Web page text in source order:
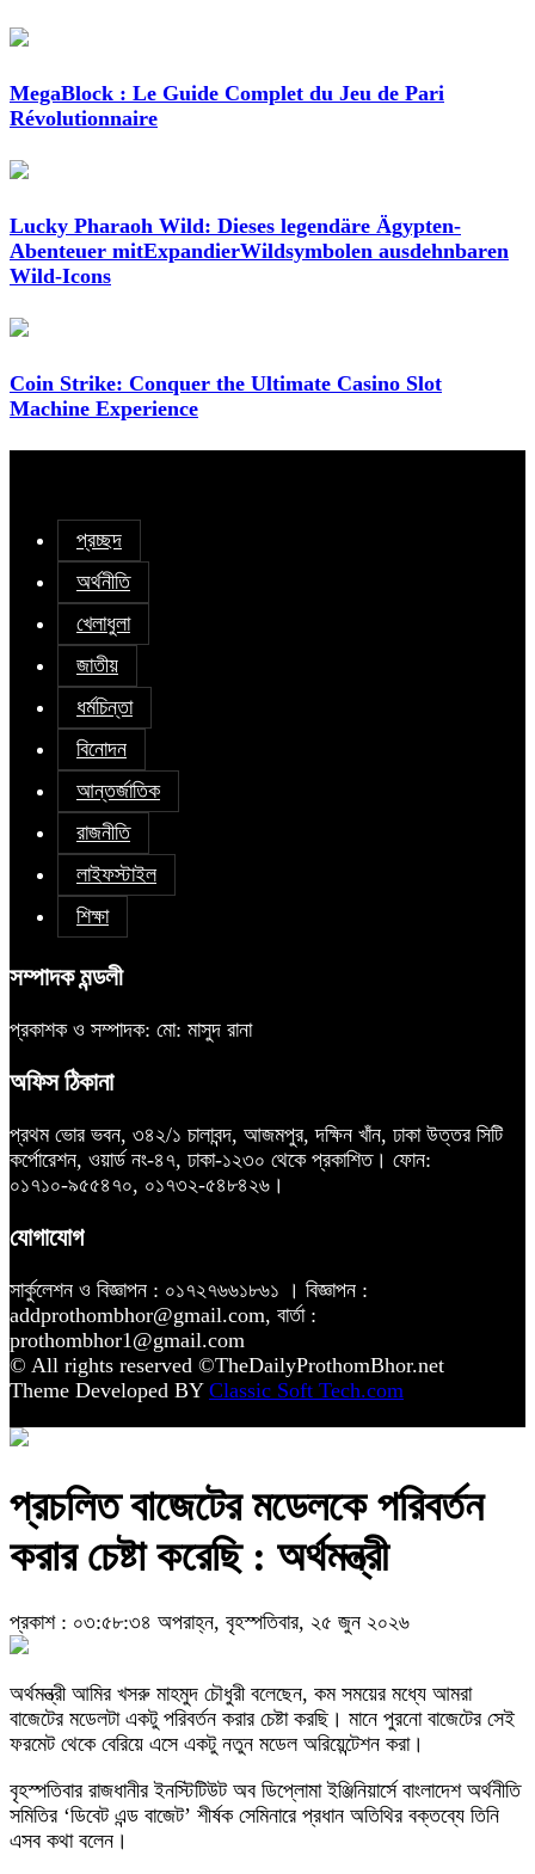
MegaBlock : Le Guide Complet du Jeu de Pari
Révolutionnaire
Lucky Pharaoh Wild: Dieses legendäre Ägypten-
Abenteuer mitExpandierWildsymbolen ausdehnbaren
Wild-Icons
Coin Strike: Conquer the Ultimate Casino Slot
Machine Experience
প্রচ্ছদ
অর্থনীতি
খেলাধুলা
জাতীয়
ধর্মচিন্তা
বিনোদন
আন্তর্জাতিক
রাজনীতি
লাইফস্টাইল
শিক্ষা
সম্পাদক মন্ডলী
প্রকাশক ও সম্পাদক: মো: মাসুদ রানা
অফিস ঠিকানা
প্রথম ভোর ভবন, ৩৪২/১ চালাবন্দ, আজমপুর, দক্ষিন খাঁন, ঢাকা উত্তর সিটি
কর্পোরেশন, ওয়ার্ড নং-৪৭, ঢাকা-১২৩০ থেকে প্রকাশিত। ফোন:
০১৭১০-৯৫৫৪৭০, ০১৭৩২-৫৪৮৪২৬।
যোগাযোগ
সার্কুলেশন ও বিজ্ঞাপন : ০১৭২৭৬৬১৮৬১ । বিজ্ঞাপন :
addprothombhor@gmail.com, বার্তা :
prothombhor1@gmail.com
© All rights reserved ©TheDailyProthomBhor.net
Theme Developed BY Classic Soft Tech.com
প্রচলিত বাজেটের মডেলকে পরিবর্তন
করার চেষ্টা করেছি : অর্থমন্ত্রী
প্রকাশ : ০৩:৫৮:৩৪ অপরাহ্ন, বৃহস্পতিবার, ২৫ জুন ২০২৬
অর্থমন্ত্রী আমির খসরু মাহমুদ চৌধুরী বলেছেন, কম সময়ের মধ্যে আমরা
বাজেটের মডেলটা একটু পরিবর্তন করার চেষ্টা করছি। মানে পুরনো বাজেটের সেই
ফরমেট থেকে বেরিয়ে এসে একটু নতুন মডেল অরিয়েন্টেশন করা।
বৃহস্পতিবার রাজধানীর ইনস্টিটিউট অব ডিপ্লোমা ইঞ্জিনিয়ার্সে বাংলাদেশ অর্থনীতি
সমিতির ‘ডিবেট এন্ড বাজেট’ শীর্ষক সেমিনারে প্রধান অতিথির বক্তব্যে তিনি
এসব কথা বলেন।